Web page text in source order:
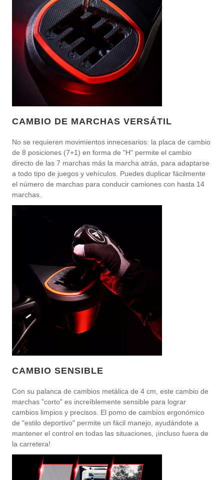
CAMBIO DE MARCHAS VERSÁTIL
No se requieren movimientos innecesarios: la placa de cambio
de 8 posiciones (7+1) en forma de "H" permite el cambio
directo de las 7 marchas más la marcha atrás, para adaptarse
a todo tipo de juegos y vehículos. Puedes duplicar fácilmente
el número de marchas para conducir camiones con hasta 14
marchas.
CAMBIO SENSIBLE
Con su palanca de cambios metálica de 4 cm, este cambio de
marchas "corto" es increíblemente sensible para lograr
cambios limpios y precisos. El pomo de cambios ergonómico
de "estilo deportivo" permite un fácil manejo, ayudándote a
mantener el control en todas las situaciones, ¡incluso fuera de
la carretera!